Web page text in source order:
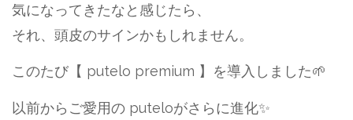
気になってきたなと感じたら、
それ、頭皮のサインかもしれません。
このたび【 putelo premium 】を導入しました🌱
以前からご愛用の puteloがさらに進化✨